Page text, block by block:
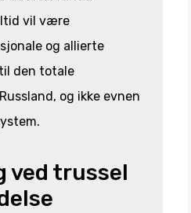
vil være
og allierte
den totale
og ikke evnen
ved trussel